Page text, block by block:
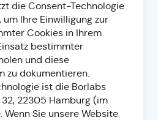
die Consent-Technologie
Ihre Einwilligung zur
Cookies in Ihrem
bestimmter
und diese
zu dokumentieren.
ist die Borlabs
22305 Hamburg (im
Wenn Sie unsere Website